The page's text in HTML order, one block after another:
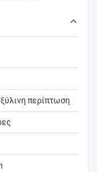
περίπτωση